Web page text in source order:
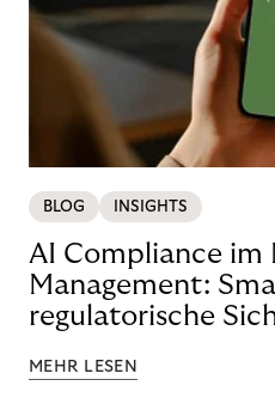
BLOG INSIGHTS
AI Compliance im
Management:
regulatorische
MEHR LESEN